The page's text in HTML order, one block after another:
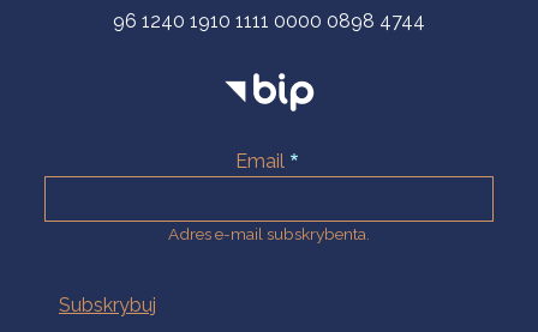
96 1240 1910 1111 0000 0898 4744
Email
Adres e-mail subskrybenta.